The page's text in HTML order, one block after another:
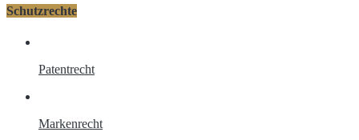
Schutzrechte
Patentrecht
Markenrecht